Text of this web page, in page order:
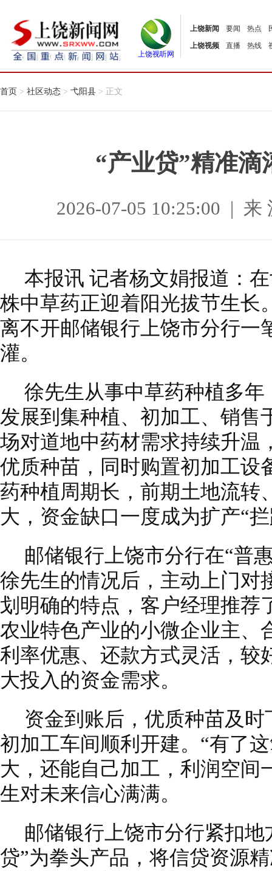
上饶视听网
上饶新闻 要闻 热点
上饶视频
直播 热线
首页 > 社区动态 > 弋阳县 > 正文
“产业贷”精准滴
2026-07-05 10:25:00 |
本报讯 记者杨文娟报道：
株中草药正迎着阳光拔节生长
离不开邮储银行上饶市分行一
灌。
徐先生从事中草药种植多
发展到集种植、初加工、销售
场对道地中药材需求持续升温
优质种苗，同时购置初加工设
药种植周期长，前期土地流转
大，资金缺口一度成为扩产“
邮储银行上饶市分行在“普
徐先生的情况后，主动上门对
划明确的特点，客户经理推荐
农业特色产业的小微企业主、
利率优惠、还款方式灵活，较
大投入的资金需求。
资金到账后，优质种苗及
初加工车间顺利开建。“有了
大，还能自己加工，利润空间
生对未来信心满满。
邮储银行上饶市分行紧扣
贷”为拳头产品，将信贷资源